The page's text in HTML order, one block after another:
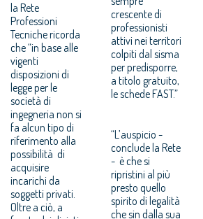
la Rete
Professioni
Tecniche ricorda
che “in base alle
vigenti
disposizioni di
legge per le
società di
ingegneria non si
fa alcun tipo di
riferimento alla
possibilità di
acquisire
incarichi da
soggetti privati.
Oltre a ciò, a
crescente di
professionisti
attivi nei territori
colpiti dal sisma
per predisporre,
a titolo gratuito,
le schede FAST.”
“L’auspicio -
conclude la Rete
- è che si
ripristini al più
presto quello
spirito di legalità
che sin dalla sua